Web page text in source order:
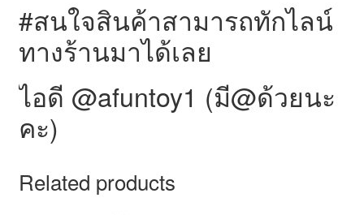
#สนใจสินค้าสามารถทักไลน์
ทางร้านมาได้เลย
ไอดี @afuntoy1 (มี@ด้วยนะ
คะ)
Related products